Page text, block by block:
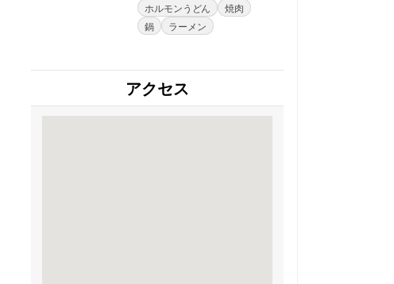
ホルモンうどん
焼肉
鍋
ラーメン
アクセス